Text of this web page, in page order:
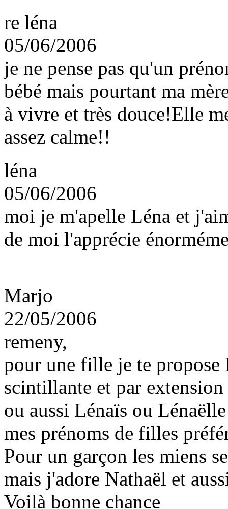
re léna
05/06/2006
je ne pense pas qu'un
bébé mais pourtant ma
à vivre et très douce!Elle
assez calme!!
léna
05/06/2006
moi je m'apelle Léna et
de moi l'apprécie
Marjo
22/05/2006
remeny,
pour une fille je te
scintillante et par
ou aussi Lénaïs ou
mes prénoms de filles
Pour un garçon les miens
mais j'adore Nathaël et
Voilà bonne chance